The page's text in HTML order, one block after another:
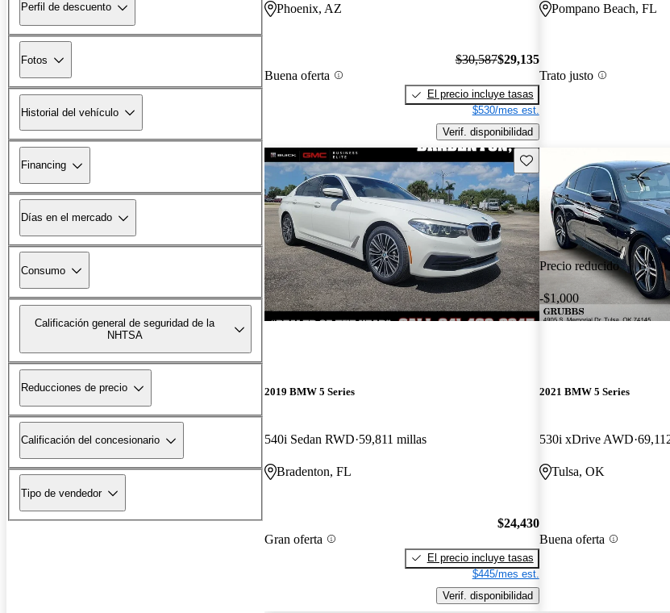
Perfil de descuento
Fotos
Historial del vehículo
Financing
Días en el mercado
Consumo
Calificación general de seguridad de la
NHTSA
Reducciones de precio
Calificación del concesionario
Tipo de vendedor
Phoenix, AZ
Buena oferta
$30,587$29,135
El precio incluye tasas
$530/mes est.
Verif. disponibilidad
Pompano Beach, FL
Trato justo
Guarda este Aviso
2019 BMW 5 Series
540i Sedan RWD 59,811 millas
Bradenton, FL
Gran oferta
$24,430
El precio incluye tasas
$445/mes est.
Verif. disponibilidad
Precio reducido
-$1,000
2021 BMW 5 Series
530i xDrive AWD
Tulsa, OK
Buena oferta